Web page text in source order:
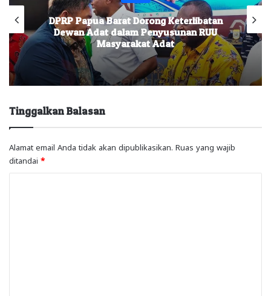
Papua Barat Dorong Keterlibatan
Adat dalam Penyusunan RUU
Masyarakat Adat
Tinggalkan Balasan
Alamat email Anda tidak akan dipublikasikan. Ruas yang wajib
ditandai *